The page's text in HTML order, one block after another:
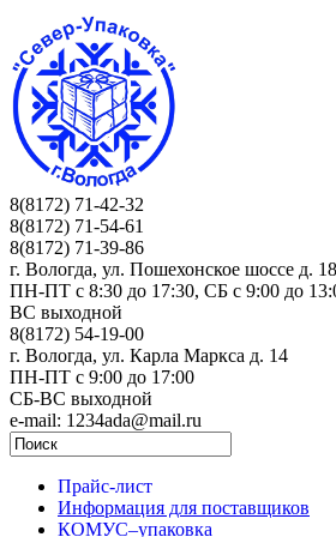
8(8172) 71-42-32
8(8172) 71-54-61
8(8172) 71-39-86
г. Вологда, ул. Пошехонское шоссе д. 18
ПН-ПТ c 8:30 до 17:30, СБ с 9:00 до
ВС выходной
8(8172) 54-19-00
г. Вологда, ул. Карла Маркса д. 14
ПН-ПТ c 9:00 до 17:00
СБ-ВС выходной
e-mail: 1234ada@mail.ru
Прайс-лист
Информация для поставщиков
КОМУС–упаковка